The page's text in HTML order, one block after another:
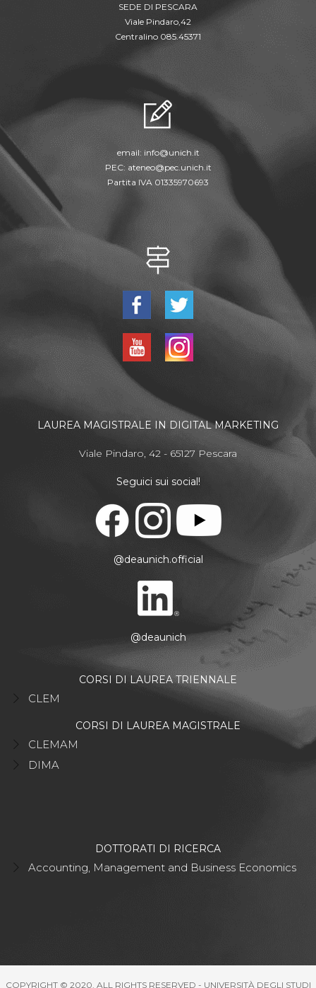
SEDE DI PESCARA
Viale Pindaro,42
Centralino 085.45371
email: info@unich.it
PEC: ateneo@pec.unich.it
Partita IVA 01335970693
LAUREA MAGISTRALE IN DIGITAL MARKETING
Viale Pindaro, 42 - 65127 Pescara
Seguici sui social!
@deaunich.official
@deaunich
CORSI DI LAUREA TRIENNALE
CLEM
CORSI DI LAUREA MAGISTRALE
CLEMAM
DIMA
DOTTORATI DI RICERCA
Accounting, Management and Business Economics
COPYRIGHT © 2020. ALL RIGHTS RESERVED - UNIVERSITÀ DEGLI STUDI